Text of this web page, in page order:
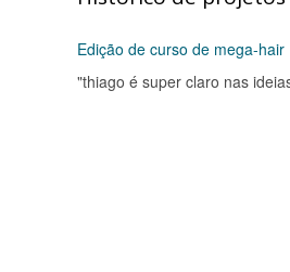
Edição de curso de mega-hair
"thiago é super claro nas